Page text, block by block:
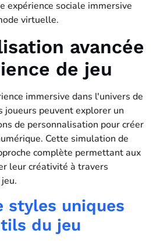
expérience sociale immersive
virtuelle.
avancée
de jeu
immersive dans l'univers de
joueurs peuvent explorer un
de personnalisation pour créer
Cette simulation de
complète permettant aux
leur créativité à travers
styles uniques
du jeu